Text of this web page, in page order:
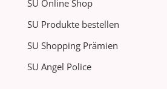
SU Online Shop
SU Produkte bestellen
SU Shopping Prämien
SU Angel Police